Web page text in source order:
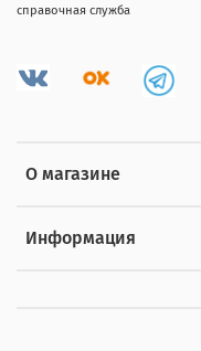
О магазине
Информация
справочная служба